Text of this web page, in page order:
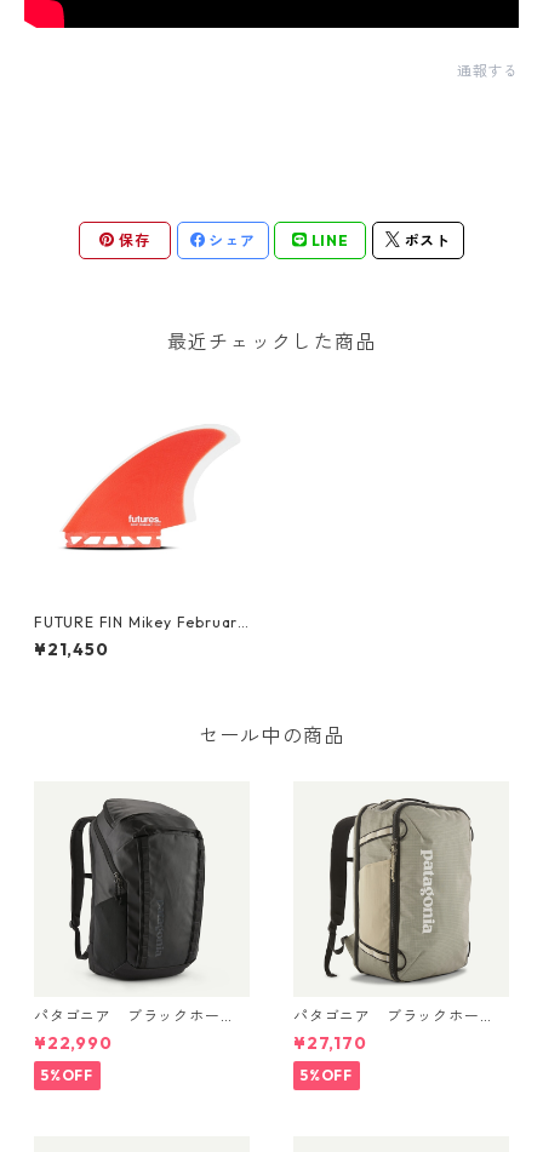
通報する
保存 シェア LINE ポスト
最近チェックした商品
FUTURE FIN Mikey February
Keel フューチャーズフィン マ
イキー フェブラリー キール
¥21,450
セール中の商品
パタゴニア ブラックホー
ル・パック 32L (カラーBlac
k w/Black ) Patagonia Black
Hole® Pack 32L 日本正規品
製品番号 49302
¥22,990
5%OFF
パタゴニア ブラックホー
ル・ミニ・MLC 30L Weather
ed Stone 49266 日本正規品
¥27,170
5%OFF